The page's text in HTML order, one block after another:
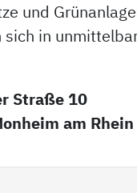
und
sich in
Straße 10
am Rhein